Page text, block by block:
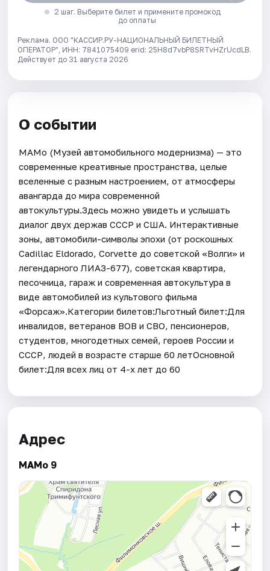
2 шаг. Выберите билет и примените промокод
до оплаты
Реклама. ООО "КАССИР.РУ-НАЦИОНАЛЬНЫЙ БИЛЕТНЫЙ
ОПЕРАТОР", ИНН: 7841075409 erid: 25H8d7vbP8SRTvHZrUcdLB.
Действует до 31 августа 2026
О событии
MAMо (Музей автомобильного модернизма) — это
современные креативные пространства, целые
вселенные с разным настроением, от атмосферы
авангарда до мира современной
автокультуры.Здесь можно увидеть и услышать
диалог двух держав СССР и США. Интерактивные
зоны, автомобили-символы эпохи (от роскошных
Cadillac Eldorado, Corvette до советской «Волги» и
легендарного ЛИАЗ-677), советская квартира,
песочница, гараж и современная автокультура в
виде автомобилей из культового фильма
«Форсаж».Категории билетов:Льготный билет:Для
инвалидов, ветеранов ВОВ и СВО, пенсионеров,
студентов, многодетных семей, героев России и
СССР, людей в возрасте старше 60 летОсновной
билет:Для всех лиц от 4-х лет до 60
Адрес
МАМо 9